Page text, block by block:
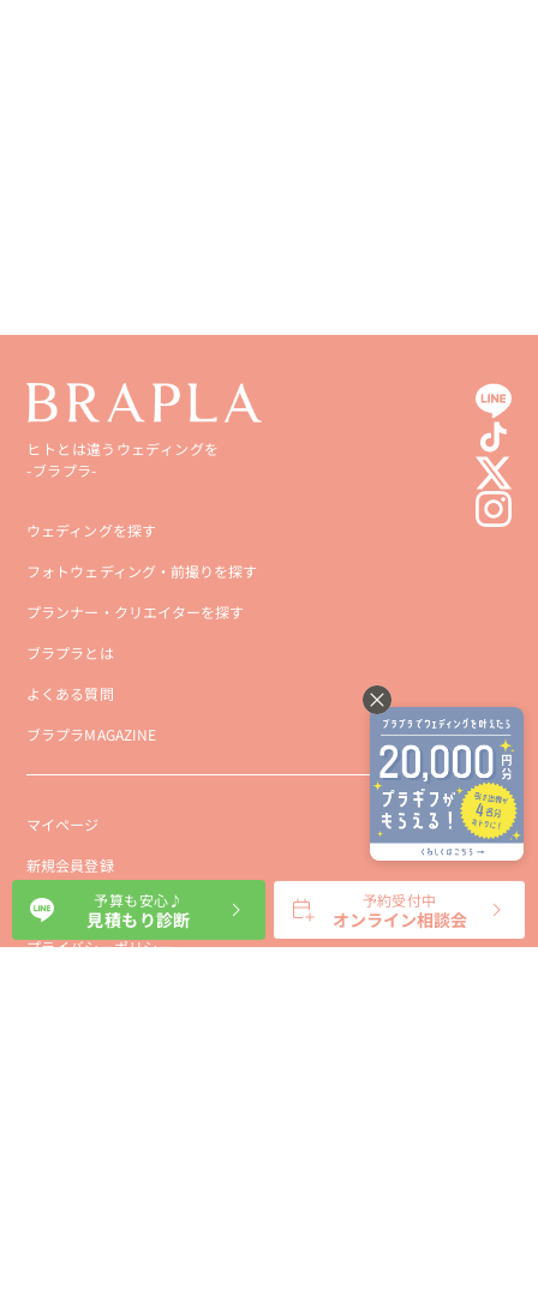
ヒトとは違うウェディングを
-ブラプラ-
ウェディングを探す
フォトウェディング・前撮りを探す
プランナー・クリエイターを探す
ブラプラとは
よくある質問
ブラプラMAGAZINE
マイページ
新規会員登録
会社概要
プライバシーポリシー
予算も安心♪
見積もり診断
予約受付中
オンライン相談会